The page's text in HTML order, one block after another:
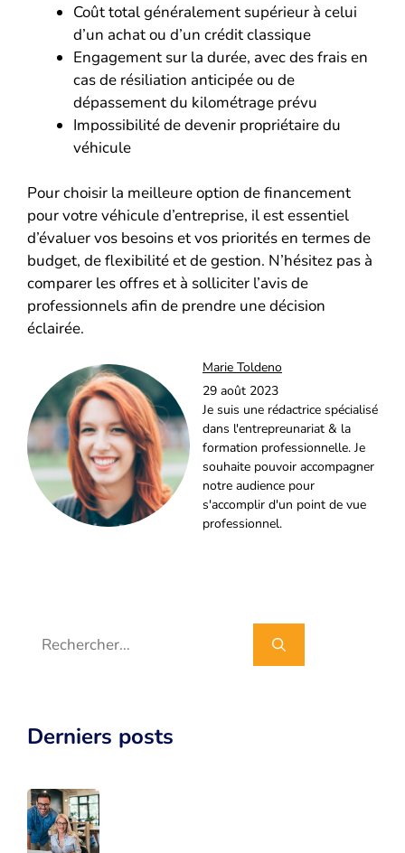
Coût total généralement supérieur à celui
d’un achat ou d’un crédit classique
Engagement sur la durée, avec des frais en
cas de résiliation anticipée ou de
dépassement du kilométrage prévu
Impossibilité de devenir propriétaire du
véhicule
Pour choisir la meilleure option de financement
pour votre véhicule d’entreprise, il est essentiel
d’évaluer vos besoins et vos priorités en termes de
budget, de flexibilité et de gestion. N’hésitez pas à
comparer les offres et à solliciter l’avis de
professionnels afin de prendre une décision
éclairée.
Marie Toldeno
29 août 2023
Je suis une rédactrice spécialisé
dans l'entrepreunariat & la
formation professionnelle. Je
souhaite pouvoir accompagner
notre audience pour
s'accomplir d'un point de vue
professionnel.
Rechercher :
Derniers posts